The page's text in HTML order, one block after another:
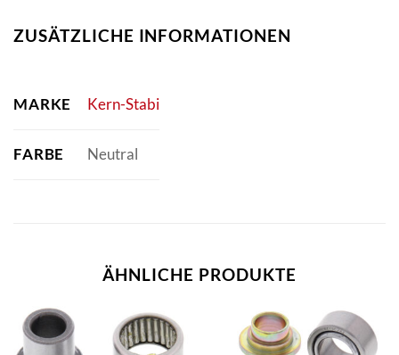
ZUSÄTZLICHE INFORMATIONEN
MARKE Kern-Stabi
FARBE Neutral
ÄHNLICHE PRODUKTE